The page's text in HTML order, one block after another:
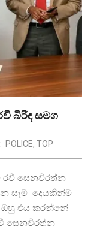
බිරිඳ සමග
POLICE, TOP
රවී සෙනවිරත්න
සෑම දෙයකින්ම
එය කරන්නේ
සෙනවිරත්න